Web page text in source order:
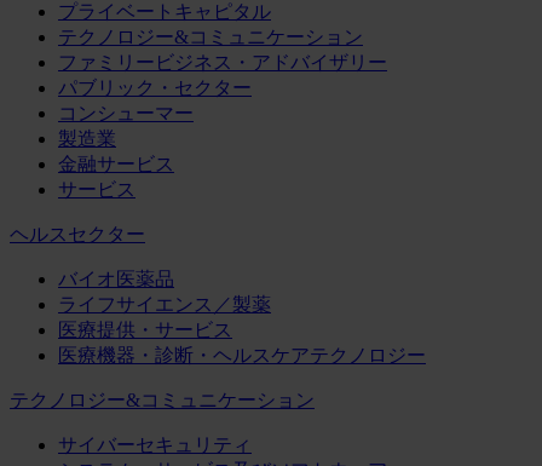
プライベートキャピタル
テクノロジー&コミュニケーション
ファミリービジネス・アドバイザリー
パブリック・セクター
コンシューマー
製造業
金融サービス
サービス
ヘルスセクター
バイオ医薬品
ライフサイエンス／製薬
医療提供・サービス
医療機器・診断・ヘルスケアテクノロジー
テクノロジー&コミュニケーション
サイバーセキュリティ